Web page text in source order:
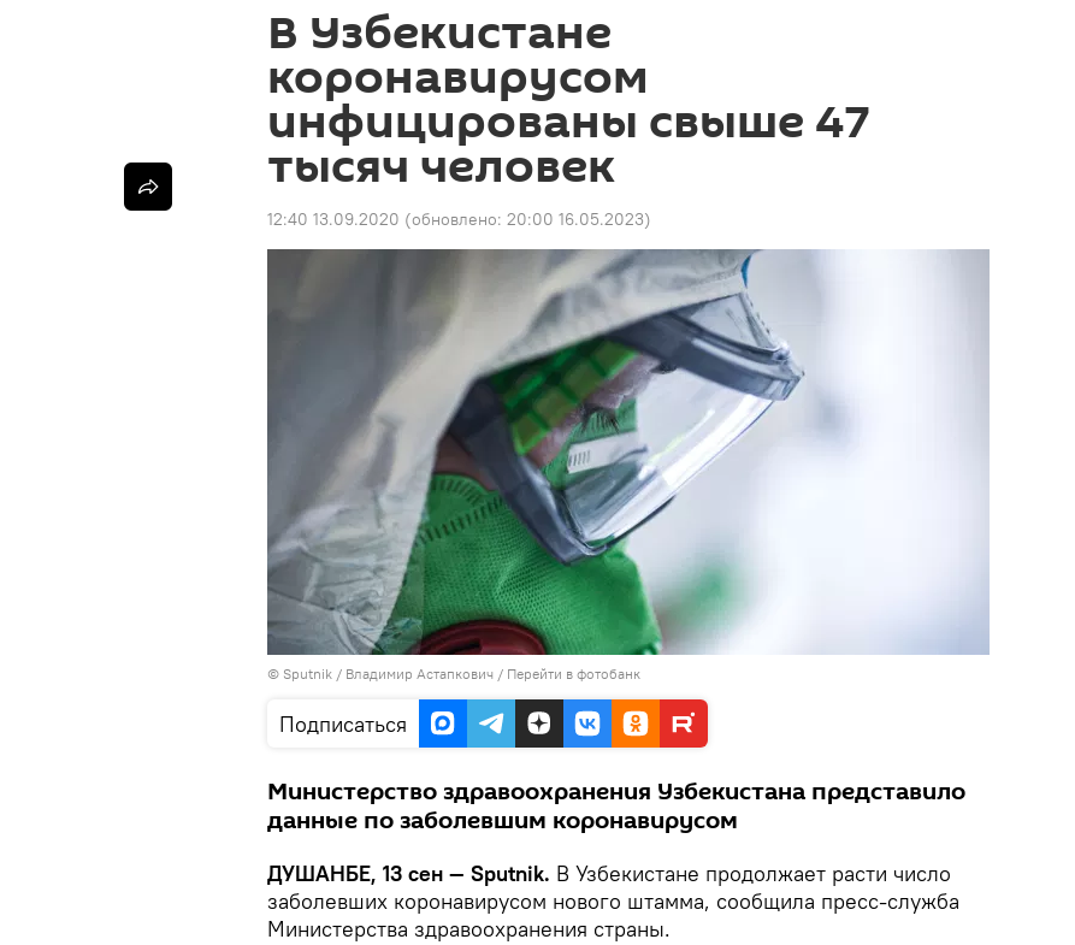
В Узбекистане
коронавирусом
инфицированы свыше 47
тысяч человек
12:40 13.09.2020 (обновлено: 20:00 16.05.2023)
© Sputnik / Владимир Астапкович / Перейти в фотобанк
Подписаться
Министерство здравоохранения Узбекистана представило
данные по заболевшим коронавирусом
ДУШАНБЕ, 13 сен — Sputnik. В Узбекистане продолжает расти число
заболевших коронавирусом нового штамма, сообщила пресс-служба
Министерства здравоохранения страны.